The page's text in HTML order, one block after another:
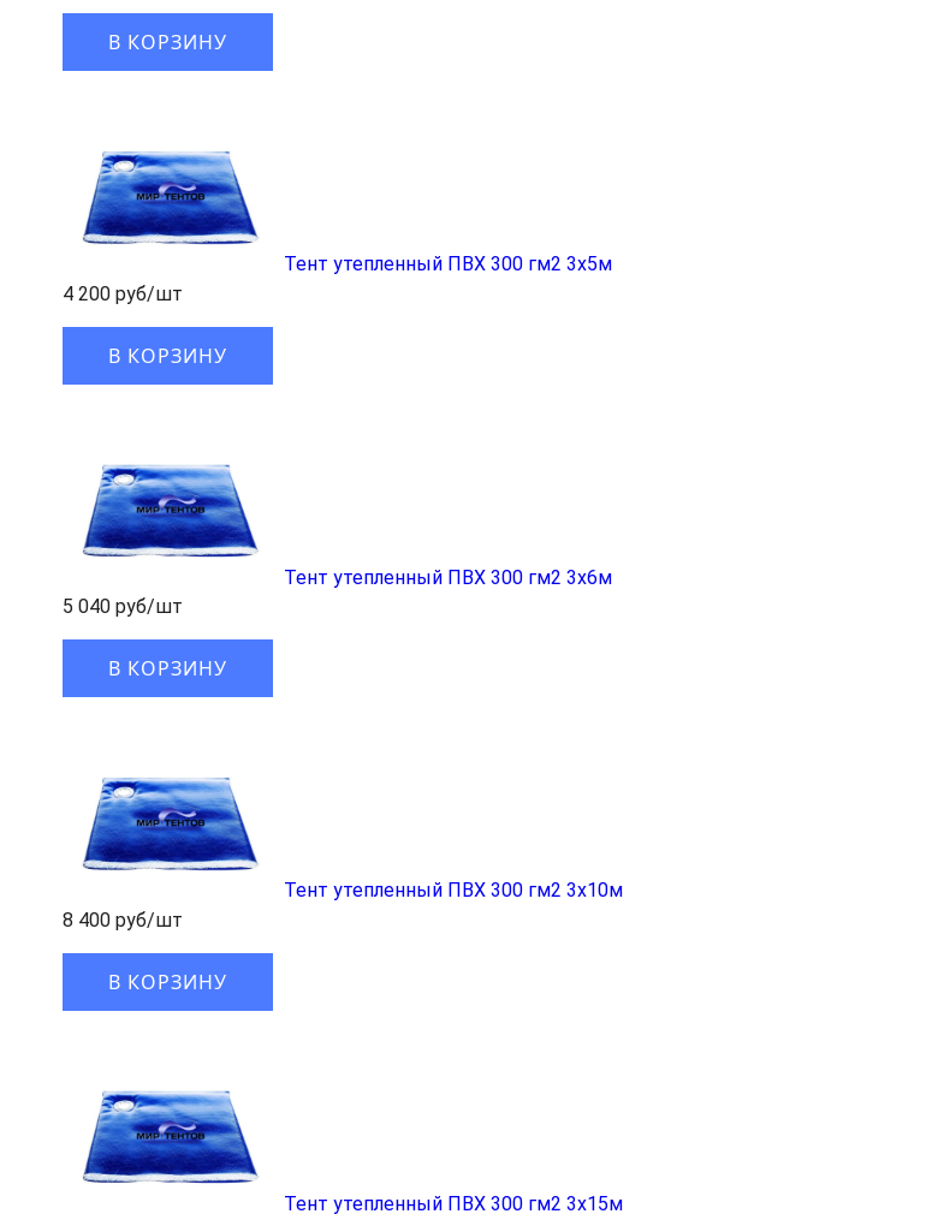
В КОРЗИНУ
Тент утепленный ПВХ 300 гм2 3х5м
4 200 руб/шт
В КОРЗИНУ
Тент утепленный ПВХ 300 гм2 3х6м
5 040 руб/шт
В КОРЗИНУ
Тент утепленный ПВХ 300 гм2 3х10м
8 400 руб/шт
В КОРЗИНУ
Тент утепленный ПВХ 300 гм2 3х15м